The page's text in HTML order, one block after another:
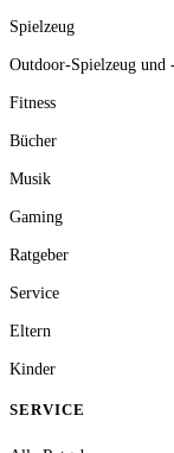
Spielzeug
Outdoor-Spielzeug und
Fitness
Bücher
Musik
Gaming
Ratgeber
Service
Eltern
Kinder
SERVICE